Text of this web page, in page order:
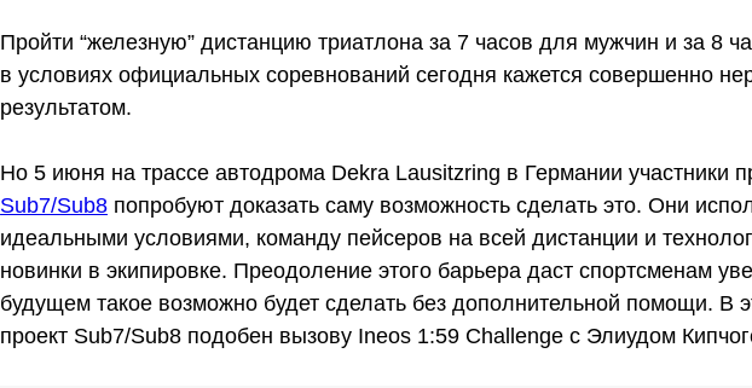
Пройти “железную” дистанцию триатлона за 7 часов для мужчин и за 8
в условиях официальных соревнований сегодня кажется совершенно
результатом.
Но 5 июня на трассе автодрома Dekra Lausitzring в Германии участники
Sub7/Sub8 попробуют доказать саму возможность сделать это. Они
идеальными условиями, команду пейсеров на всей дистанции и
новинки в экипировке. Преодоление этого барьера даст спортсменам
будущем такое возможно будет сделать без дополнительной помощи. В
проект Sub7/Sub8 подобен вызову Ineos 1:59 Challenge с Элиудом